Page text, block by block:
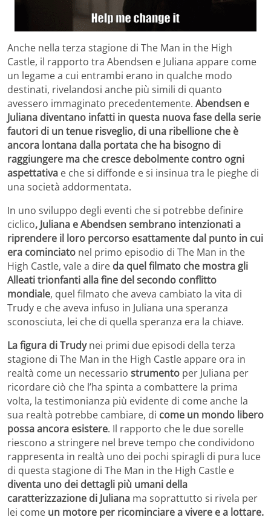
Anche nella terza stagione di The Man in the High
Castle, il rapporto tra Abendsen e Juliana appare come
un legame a cui entrambi erano in qualche modo
destinati, rivelandosi anche più simili di quanto
avessero immaginato precedentemente. Abendsen e
Juliana diventano infatti in questa nuova fase della serie
fautori di un tenue risveglio, di una ribellione che è
ancora lontana dalla portata che ha bisogno di
raggiungere ma che cresce debolmente contro ogni
aspettativa e che si diffonde e si insinua tra le pieghe di
una società addormentata.
In uno sviluppo degli eventi che si potrebbe definire
ciclico, Juliana e Abendsen sembrano intenzionati a
riprendere il loro percorso esattamente dal punto in cui
era cominciato nel primo episodio di The Man in the
High Castle, vale a dire da quel filmato che mostra gli
Alleati trionfanti alla fine del secondo conflitto
mondiale, quel filmato che aveva cambiato la vita di
Trudy e che aveva infuso in Juliana una speranza
sconosciuta, lei che di quella speranza era la chiave.
La figura di Trudynei primi due episodi della terza
stagione di The Man in the High Castle appare ora in
realtà come un necessario strumento per Juliana per
ricordare ciò che l’ha spinta a combattere la prima
volta, la testimonianza più evidente di come anche la
sua realtà potrebbe cambiare, di come un mondo libero
possa ancora esistere. Il rapporto che le due sorelle
riescono a stringere nel breve tempo che condividono
rappresenta in realtà uno dei pochi spiragli di pura luce
di questa stagione di The Man in the High Castle e
diventa uno dei dettagli più umani della
caratterizzazione di Juliana ma soprattutto si rivela per
lei come un motore per ricominciare a vivere e a lottare.